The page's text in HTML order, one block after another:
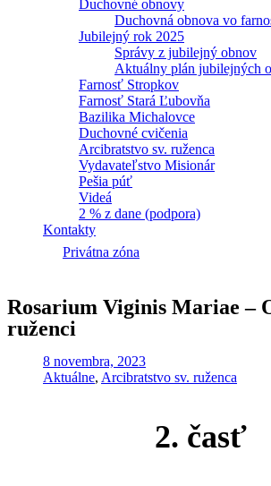
Duchovné obnovy
Duchovná obnova vo
Jubilejný rok 2025
Správy z jubilejný obnov
Aktuálny plán jubilejných
Farnosť Stropkov
Farnosť Stará Ľubovňa
Bazilika Michalovce
Duchovné cvičenia
Arcibratstvo sv. ruženca
Vydavateľstvo Misionár
Pešia púť
Videá
2 % z dane (podpora)
Kontakty
Privátna zóna
Rosarium Viginis Mariae –
ruženci
8 novembra, 2023
Aktuálne, Arcibratstvo sv. ruženca
2. časť